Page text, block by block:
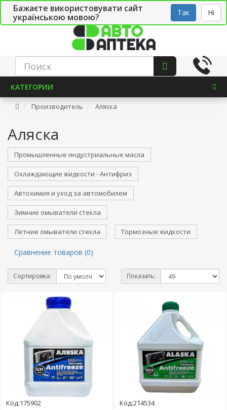
Бажаєте використовувати сайт
українською мовою?
Так Ні
СТО Укр
КАТЕГОРИИ
Производитель Аляска
Аляска
Промышленные индустриальные масла
Охлаждающие жидкости - Антифриз
Автохимия и уход за автомобилем
Зимние омыватели стекла
Летние омыватели стекла Тормозные жидкости
Сравнение товаров (0)
Сортировка: Показать:
Код:175902 Код:214534